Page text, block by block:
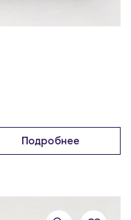
Подробнее